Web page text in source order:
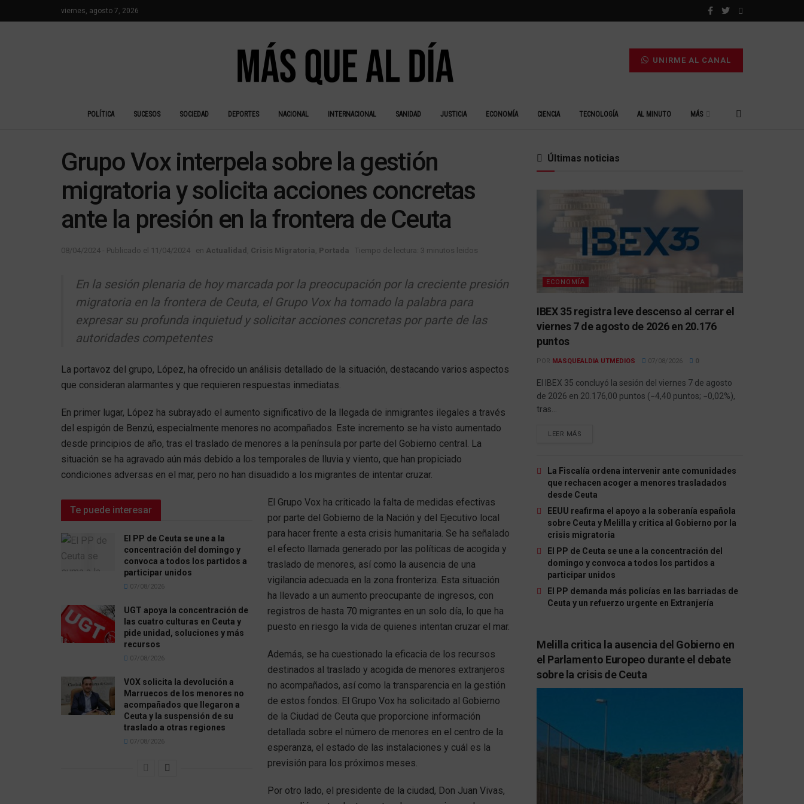
viernes, agosto 7, 2026
UNIRME AL CANAL
POLÍTICA SUCESOS SOCIEDAD DEPORTES NACIONAL INTERNACIONAL SANIDAD JUSTICIA ECONOMÍA CIENCIA TECNOLOGÍA AL MINUTO MÁS
Grupo Vox interpela sobre la gestión
migratoria y solicita acciones concretas
ante la presión en la frontera de Ceuta
08/04/2024 - Publicado el 11/04/2024 en Actualidad Crisis Migratoria Portada Tiempo de lectura: 3 minutos leidos
En la sesión plenaria de hoy marcada por la preocupación por la creciente presión
migratoria en la frontera de Ceuta, el Grupo Vox ha tomado la palabra para
expresar su profunda inquietud y solicitar acciones concretas por parte de las
autoridades competentes
La portavoz del grupo, López, ha ofrecido un análisis detallado de la situación, destacando varios aspectos
que consideran alarmantes y que requieren respuestas inmediatas.
En primer lugar, López ha subrayado el aumento significativo de la llegada de inmigrantes ilegales a través
del espigón de Benzú, especialmente menores no acompañados. Este incremento se ha visto aumentado
desde principios de año, tras el traslado de menores a la península por parte del Gobierno central. La
situación se ha agravado aún más debido a los temporales de lluvia y viento, que han propiciado
condiciones adversas en el mar, pero no han disuadido a los migrantes de intentar cruzar.
Te puede interesar
El PP de Ceuta se une a la
concentración del domingo y
convoca a todos los partidos a
participar unidos
07/08/2026
UGT apoya la concentración de
las cuatro culturas en Ceuta y
pide unidad, soluciones y más
recursos
07/08/2026
VOX solicita la devolución a
Marruecos de los menores no
acompañados que llegaron a
Ceuta y la suspensión de su
traslado a otras regiones
07/08/2026
El Grupo Vox ha criticado la falta de medidas efectivas
por parte del Gobierno de la Nación y del Ejecutivo local
para hacer frente a esta crisis humanitaria. Se ha señalado
el efecto llamada generado por las políticas de acogida y
traslado de menores, así como la ausencia de una
vigilancia adecuada en la zona fronteriza. Esta situación
ha llevado a un aumento preocupante de ingresos, con
registros de hasta 70 migrantes en un solo día, lo que ha
puesto en riesgo la vida de quienes intentan cruzar el mar.
Además, se ha cuestionado la eficacia de los recursos
destinados al traslado y acogida de menores extranjeros
no acompañados, así como la transparencia en la gestión
de estos fondos. El Grupo Vox ha solicitado al Gobierno
de la Ciudad de Ceuta que proporcione información
detallada sobre el número de menores en el centro de la
esperanza, el estado de las instalaciones y cuál es la
previsión para los próximos meses.
Por otro lado, el presidente de la ciudad, Don Juan Vivas,
Últimas noticias
ECONOMÍA
IBEX 35 registra leve descenso al cerrar el
viernes 7 de agosto de 2026 en 20.176
puntos
POR MASQUEALDIA UTMEDIOS 07/08/2026 0
El IBEX 35 concluyó la sesión del viernes 7 de agosto
de 2026 en 20.176,00 puntos (−4,40 puntos; −0,02%),
tras...
LEER MÁS
La Fiscalía ordena intervenir ante comunidades
que rechacen acoger a menores trasladados
desde Ceuta
EEUU reafirma el apoyo a la soberanía española
sobre Ceuta y Melilla y critica al Gobierno por la
crisis migratoria
El PP de Ceuta se une a la concentración del
domingo y convoca a todos los partidos a
participar unidos
El PP demanda más policías en las barriadas de
Ceuta y un refuerzo urgente en Extranjería
Melilla critica la ausencia del Gobierno en
el Parlamento Europeo durante el debate
sobre la crisis de Ceuta